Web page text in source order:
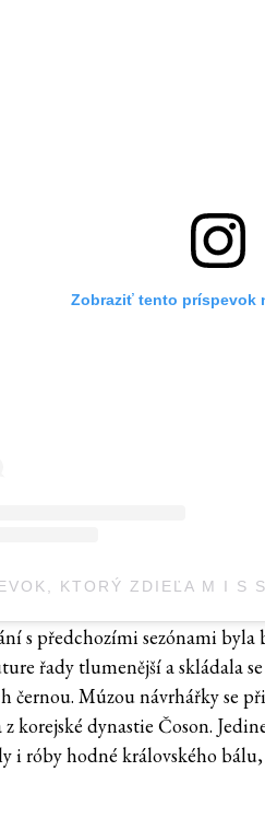
Zobraziť tento príspevok
s předchozími sezónami byla
řady tlumenější a skládala
černou. Múzou návrhářky se
korejské dynastie Čoson.
i róby hodné královského